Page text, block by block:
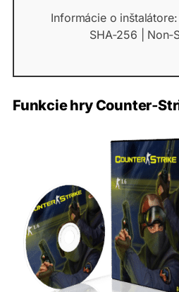
Informácie o
SHA‑256 |
Funkcie hry